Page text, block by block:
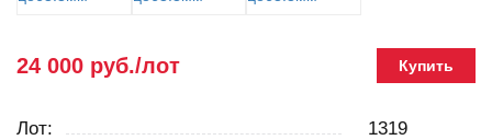
24 000 руб./лот Купить
Лот:
1319